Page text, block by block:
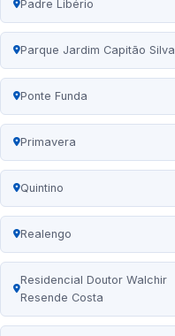
Padre Libério
Parque Jardim Capitão Silva
Ponte Funda
Primavera
Quintino
Realengo
Residencial Doutor Walchir
Resende Costa